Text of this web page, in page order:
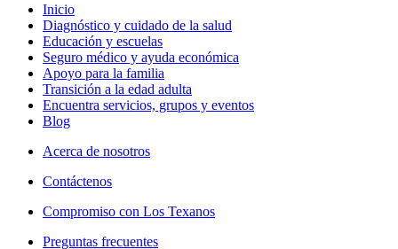
Inicio
Diagnóstico y cuidado de la salud
Educación y escuelas
Seguro médico y ayuda económica
Apoyo para la familia
Transición a la edad adulta
Encuentra servicios, grupos y eventos
Blog
Acerca de nosotros
Contáctenos
Compromiso con Los Texanos
Preguntas frecuentes